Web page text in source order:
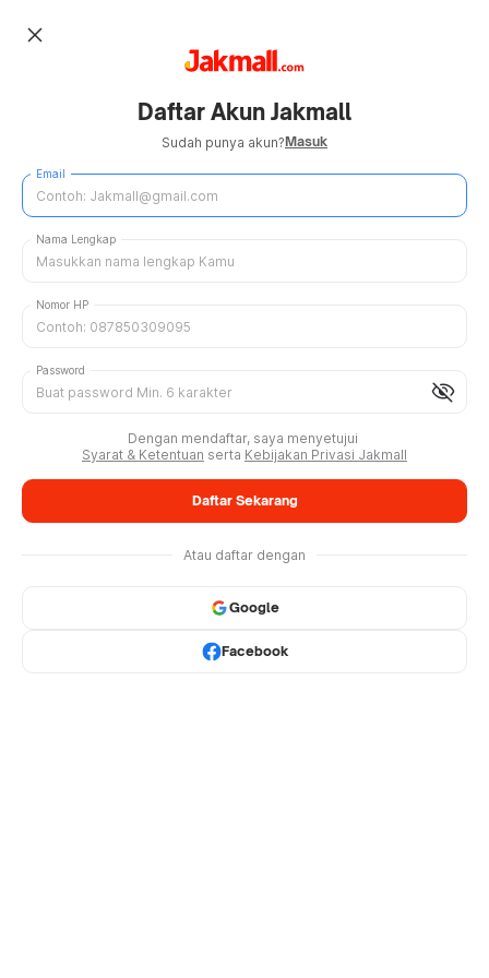
close
Daftar Akun Jakmall
Sudah punya akun?Masuk
Email
Nama Lengkap
Nomor HP
visibility_off
Password
Dengan mendaftar, saya menyetujui
Syarat & Ketentuan serta Kebijakan Privasi Jakmall
Daftar Sekarang
Atau daftar dengan
Google
Facebook